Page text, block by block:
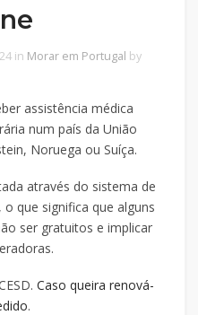
in Morar em Portugal by
assistência médica
num país da União
Noruega ou Suíça.
através do sistema de
que significa que alguns
ser gratuitos e implicar
Caso queira renová-
.